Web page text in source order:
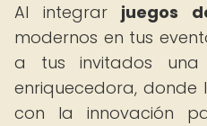
Al integrar juegos
modernos en tus
a tus invitados una
enriquecedora, donde
con la innovación